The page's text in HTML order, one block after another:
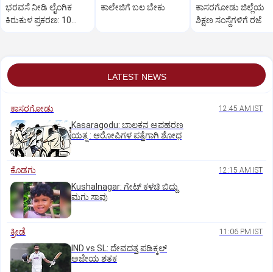
ಭರವಸೆ ನೀಡಿ ಲೈಂಗಿಕ
ಕಿರುಕುಳ ಪ್ರಕರಣ: 10
ಕಾಲೇಜಿಗೆ ಬಲ ಬೇಕು
ಕಾಸರಗೋಡು ಜಿಲ್ಲೆಯ
ಶಿಕ್ಷಣ ಸಂಸ್ಥೆಗಳಿಗೆ ರಜೆ
LATEST NEWS
ಕಾಸರಗೋಡು 12:45 AM IST
Kasaragodu: ಬಾಲಕನ ಅಪಹರಣ
ಯತ್ನ : ಆರೋಪಿಗಳ ಪತ್ತೆಗಾಗಿ ಶೋಧ
ಕೊಡಗು 12:15 AM IST
Kushalnagar: ಗೇಟ್ ಕಳಚಿ ಬಿದ್ದು
ಮಗು ಸಾವು
ಕ್ರೀಡೆ 11:06 PM IST
IND vs SL: ದೇವದತ್ತ ಪಡಿಕ್ಕಲ್‌
ಅಜೇಯ ಶತಕ